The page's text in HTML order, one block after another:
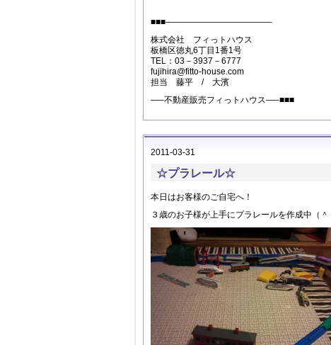
■■■————————————–
株式会社 フィっトハウス
板橋区徳丸6丁目1番1号
TEL：03－3937－6777
fujihira@fitto-house.com
担当 藤平 / 大濱
—–不動産販売フィっトハウス—–■■■
2011-03-31
☆プラレール☆
本日はお客様のご自宅へ！
３歳のお子様が上手にプラレールを作成中（＾